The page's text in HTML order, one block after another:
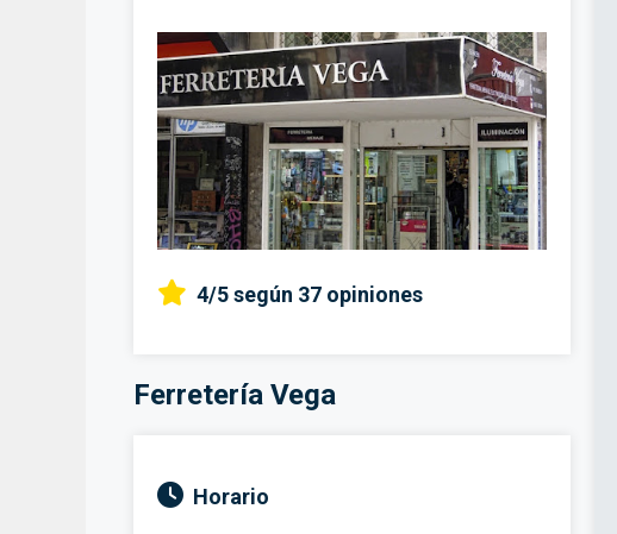
4/5según 37 opiniones
Ferretería Vega
Horario